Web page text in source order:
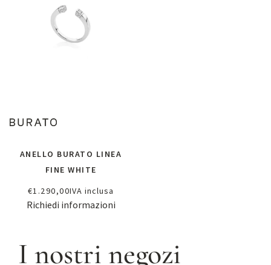
ANELLO BURATO LINEA
FINE WHITE
€1.290,00IVA inclusa
Richiedi informazioni
I nostri negozi